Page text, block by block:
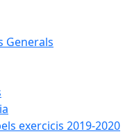
Generals
exercicis 2019-2020